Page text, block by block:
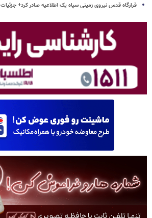
قرارگاه قدس نیروی زمینی سپاه یک اطلاعیه صادر کرد+ جزئیات